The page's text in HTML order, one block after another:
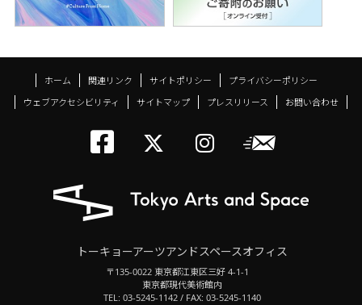
ホーム 関連リンク サイトポリシー
プライバシーポリシー
ウェブアクセシビリティ
サイトマップ プレスリリース お問い合わせ
トーキョーアーツ
メールニ
トーキョーアーツアンドスペースオフィス
〒135-0022 東京都江東区三好 4-1-1
東京都現代美術館内
TEL: 03-5245-1142 / FAX: 03-5245-1140